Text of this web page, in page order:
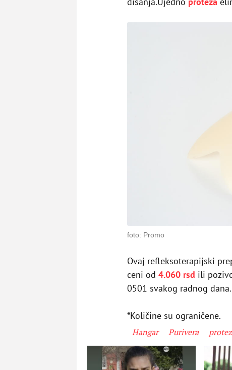
foto: Promo
Ovaj refleksoterapijski
ceni od 4.060 rsd ili
0501 svakog radnog dana.
*Količine su ograničene.
Hangar Purivera